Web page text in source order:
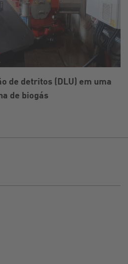
de detritos (DLU) em uma
de biogás